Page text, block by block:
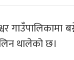
थालेको छ।